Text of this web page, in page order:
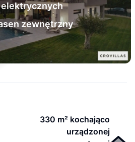
zewnętrzny
330 m² kochająco
urządzonej